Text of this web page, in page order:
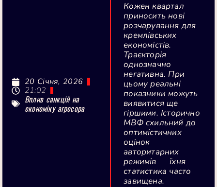
Кожен квартал
приносить нові
розчарування для
кремлівських
економістів.
Траєкторія
однозначно
негативна. При
цьому реальні
показники можуть
виявитися ще
гіршими. Історично
МВФ схильний до
оптимістичних
оцінок
авторитарних
режимів — їхня
статистика часто
завищена.
20 Січня, 2026
21:02
Вплив санкцій на
економіку агресора